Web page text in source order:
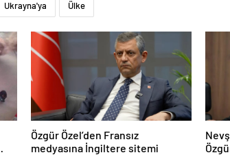
Ukrayna'ya Ülke
Özgür Özel’den Fransız
medyasına İngiltere sitemi